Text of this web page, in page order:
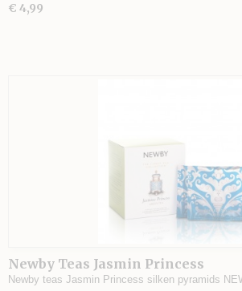
€ 4,99
Newby Teas Jasmin Princess
Newby teas Jasmin Princess silken pyramids